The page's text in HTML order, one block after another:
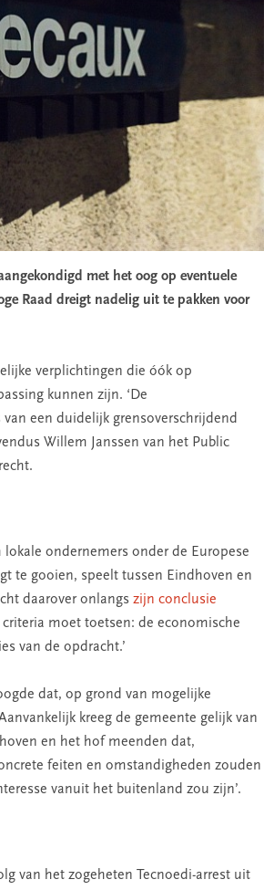
met het oog op eventuele
Raad dreigt nadelig uit te pakken voor
verplichtingen die óók op
kunnen zijn. ‘De
een duidelijk grensoverschrijdend
Willem Janssen van het Public
ondernemers onder de Europese
te gooien, speelt tussen Eindhoven en
daarover onlangs zijn conclusie
moet toetsen: de economische
van de opdracht.’
dat, op grond van mogelijke
kreeg de gemeente gelijk van
en het hof meenden dat,
feiten en omstandigheden zouden
vanuit het buitenland zou zijn’.
van het zogeheten Tecnoedi-arrest uit
‘Met een integrale aanpak
kun je de jeugd beter
helpen’